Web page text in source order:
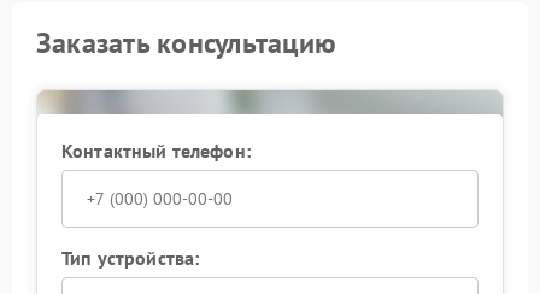
Заказать консультацию
Контактный телефон:
Тип устройства: